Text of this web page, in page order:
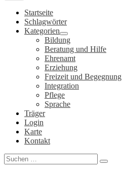
Startseite
Schlagwörter
Kategorien
Bildung
Beratung und Hilfe
Ehrenamt
Erziehung
Freizeit und Begegnung
Integration
Pflege
Sprache
Träger
Login
Karte
Kontakt
Search
for: